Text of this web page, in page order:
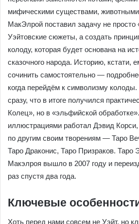
вот в чём. Все вы видели
где сохраняются сюжеты Памелы
привычные персонажи заменяются
прочими мифическими существами,
людьми. МакЭлрой поставил задачу не
«вставить» эльфов в Уэйтовские
принципиально иную колоду, которая
истории этого сказочного народа.
пришлось сочинить самостоятельно
я расскажу, когда перейдём к
могу сказать сразу, что в итоге
«Властелин Колец», но в
иллюстрациями работал Дэвид Корси,
по другим своим творениям — Таро
Вампиров, Таро Драконис, Таро
всего один раз спустя два года.